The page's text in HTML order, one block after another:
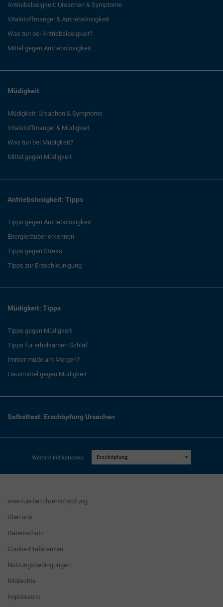
Antriebslosigkeit: Ursachen & Symptome
Vitalstoffmangel & Antriebslosigkeit
Was tun bei Antriebslosigkeit?
Mittel gegen Antriebslosigkeit
Müdigkeit
Müdigkeit: Ursachen & Symptome
Vitalstoffmangel & Müdigkeit
Was tun bei Müdigkeit?
Mittel gegen Müdigkeit
Antriebslosigkeit: Tipps
Tipps gegen Antriebslosigkeit
Energieräuber erkennen
Tipps gegen Stress
Tipps zur Entschleunigung
Müdigkeit: Tipps
Tipps gegen Müdigkeit
Tipps für erholsamen Schlaf
Immer müde am Morgen?
Hausmittel gegen Müdigkeit
Selbsttest: Erschöpfung Ursachen
Weitere Indikationen:
was-tun-bei.ch/erschöpfung
Über uns
Datenschutz
Cookie-Präferenzen
Nutzungsbedingungen
Bildrechte
Impressum